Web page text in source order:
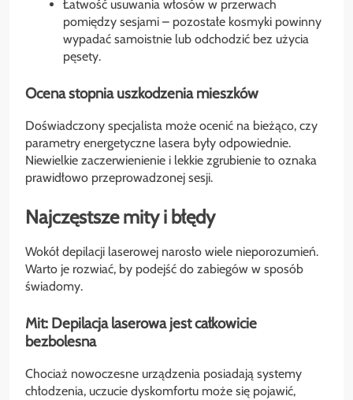
Łatwość usuwania włosów w przerwach
pomiędzy sesjami – pozostałe kosmyki powinny
wypadać samoistnie lub odchodzić bez użycia
pęsety.
Ocena stopnia uszkodzenia mieszków
Doświadczony specjalista może ocenić na bieżąco, czy
parametry energetyczne lasera były odpowiednie.
Niewielkie zaczerwienienie i lekkie zgrubienie to oznaka
prawidłowo przeprowadzonej sesji.
Najczęstsze mity i błędy
Wokół depilacji laserowej narosło wiele nieporozumień.
Warto je rozwiać, by podejść do zabiegów w sposób
świadomy.
Mit: Depilacja laserowa jest całkowicie
bezbolesna
Chociaż nowoczesne urządzenia posiadają systemy
chłodzenia, uczucie dyskomfortu może się pojawić,